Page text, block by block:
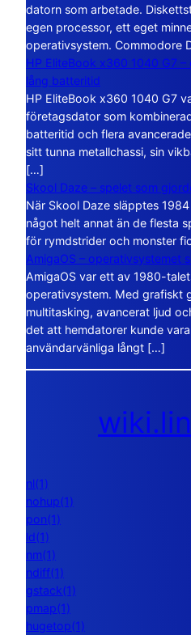
datorn som arbetade.
egen processor, ett eget
operativsystem. Commodore
HP EliteBook x360 1040 G7
lång batteritid
HP EliteBook x360 1040 G7
företagsdator som
batteritid och flera
sitt tunna metallchassi, sin
[…]
Skool Daze – spelet som
När Skool Daze släpptes
något helt annat än de flesta
för rymdstrider och monster
AmigaOS – operativsystemet
AmigaOS var ett av 1980-
operativsystem. Med grafiskt
multitasking, avancerat ljud
det att hemdatorer kunde
användarvänliga långt […]
nl(1)
nohup(1)
pon(1)
ld(1)
nm(1)
ndiff(1)
gstack(1)
pmap(1)
hugetop(1)